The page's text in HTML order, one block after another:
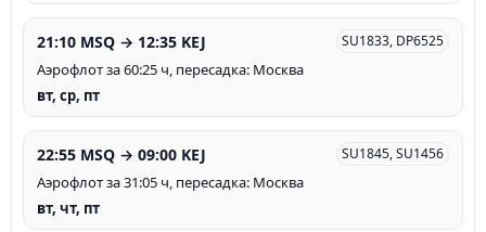
21:10 MSQ → 12:35 KEJ SU1833, DP6525
Аэрофлот за 60:25 ч, пересадка: Москва
вт, ср, пт
22:55 MSQ → 09:00 KEJ SU1845, SU1456
Аэрофлот за 31:05 ч, пересадка: Москва
вт, чт, пт